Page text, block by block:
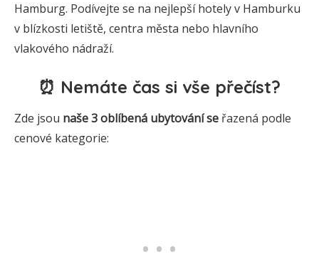
Hamburg. Podívejte se na nejlepší hotely v Hamburku
v blízkosti letiště, centra města nebo hlavního
vlakového nádraží.
⏰ Nemáte čas si vše přečíst?
Zde jsou naše 3oblíbená ubytování se řazená podle
cenové kategorie: